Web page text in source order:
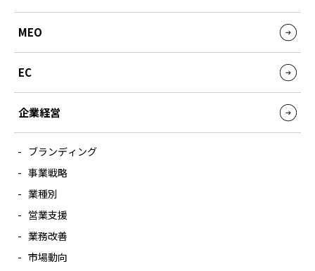
MEO
EC
企業経営
ブランディング
事業戦略
業種別
営業支援
業務改善
市場動向